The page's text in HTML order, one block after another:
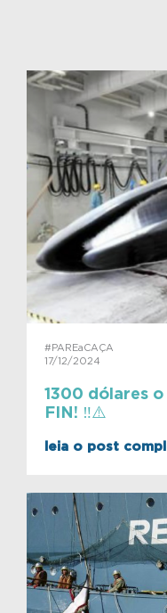
#PAREaCAÇA
17/12/2024
1300 dólares
FIN! ‼️⚠️
leia o post